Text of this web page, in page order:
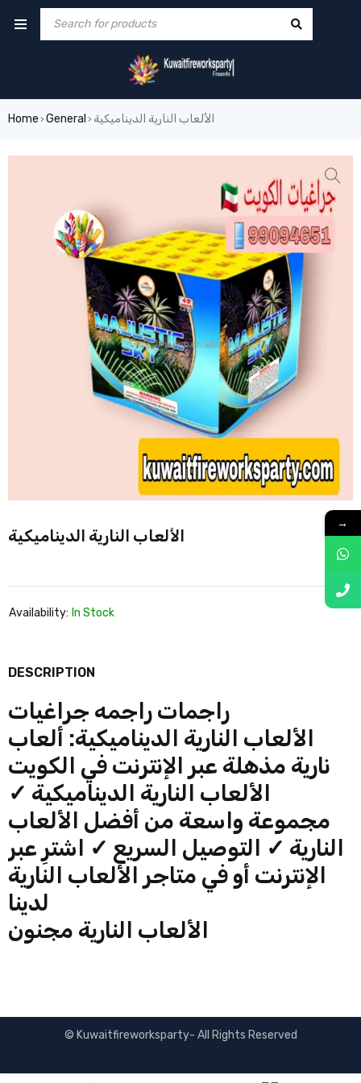
Home › General › الألعاب النارية الديناميكية
الألعاب النارية الديناميكية
Availability: In Stock
DESCRIPTION
راجمات راجمه جراغيات
الألعاب النارية الديناميكية: ألعاب
نارية مذهلة عبر الإنترنت في الكويت
الألعاب النارية الديناميكية ✓
مجموعة واسعة من أفضل الألعاب
النارية ✓ التوصيل السريع ✓ اشترِ عبر
الإنترنت أو في متاجر الألعاب النارية
لدينا
الألعاب النارية مجنون
© Kuwaitfireworksparty- All Rights Reserved
→